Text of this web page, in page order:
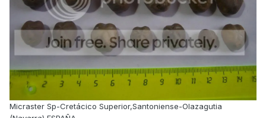
Micraster Sp-Cretácico Superior,Santoniense-Olazagutia